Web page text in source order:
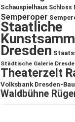
Schauspielhaus Schloss
Semperoper
Staatliche
Dresden
Städtische Galerie
Theaterzelt
Volksbank Dresden-
Waldbühne